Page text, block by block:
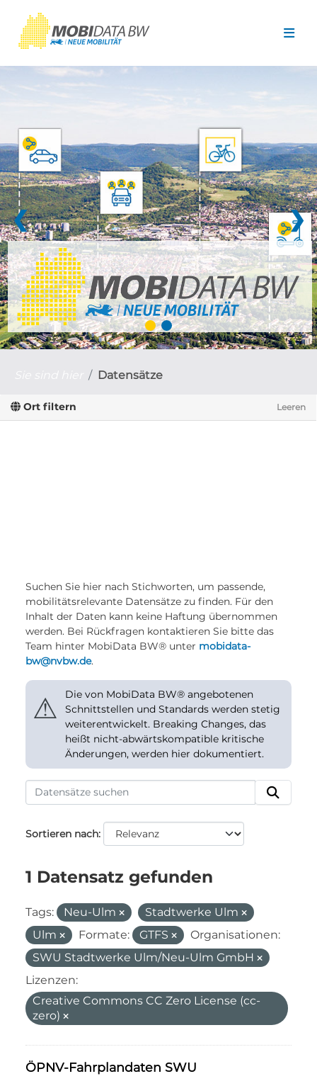
❮ ❯
Datensätze
Ort filtern Leeren
Suchen Sie hier nach Stichworten, um passende,
mobilitätsrelevante Datensätze zu finden. Für den
Inhalt der Daten kann keine Haftung übernommen
werden. Bei Rückfragen kontaktieren Sie bitte das
Team hinter MobiData BW® unter mobidata-
bw@nvbw.de.
⚠
Die von MobiData BW® angebotenen
Schnittstellen und Standards werden stetig
weiterentwickelt. Breaking Changes, das
heißt nicht-abwärtskompatible kritische
Änderungen, werden hier dokumentiert.
Sortieren nach
1 Datensatz gefunden
Tags: Neu-Ulm
Stadtwerke Ulm
Ulm
Formate: GTFS
Organisationen:
SWU Stadtwerke Ulm/Neu-Ulm GmbH
Lizenzen:
Creative Commons CC Zero License (cc-
zero)
ÖPNV-Fahrplandaten SWU